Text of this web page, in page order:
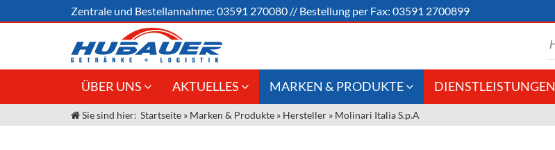
Zentrale und Bestellannahme: 03591 270080 // Bestellung per Fax: 03591 2700899
ÜBER UNS
Jobs
AKTUELLES
Angebote Gastronomie &
Gastronomie
MARKEN & PRODUKTE
Weine & Schaumwein
DIENSTLEISTUNGEN
Kommisionskauf &
Sie sind hier: Startseite » Marken & Produkte » Hersteller » Molinari Italia S.p.A